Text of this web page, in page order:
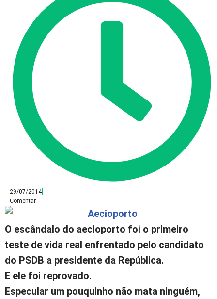
29/07/2014
Comentar
O escândalo do aecioporto foi o primeiro
teste de vida real enfrentado pelo candidato
do PSDB a presidente da República.
E ele foi reprovado.
Especular um pouquinho não mata ninguém,